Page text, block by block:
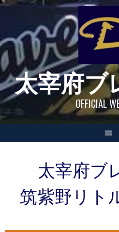
Skip
content
太宰府ブ
OFFICIAL
太宰府ブ
筑紫野リト